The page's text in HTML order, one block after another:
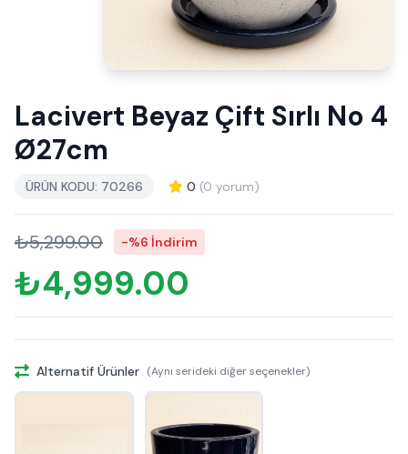
Lacivert Beyaz Çift Sırlı No 4
Ø27cm
ÜRÜN KODU: 70266 0 (0 yorum)
₺5,299.00 -%6 İndirim
₺4,999.00
Alternatif Ürünler (Aynı serideki diğer seçenekler)